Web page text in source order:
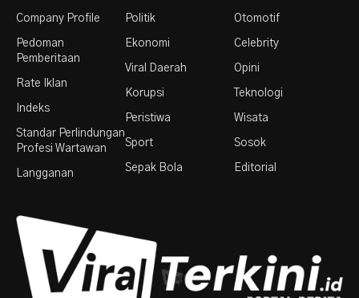
Company Profile
Pedoman
Pemberitaan
Rate Iklan
Indeks
Standar Perlindungan
Profesi Wartawan
Langganan
Politik
Ekonomi
Viral Daerah
Korupsi
Peristiwa
Sport
Sepak Bola
Otomotif
Celebrity
Opini
Teknologi
Wisata
Sosok
Editorial